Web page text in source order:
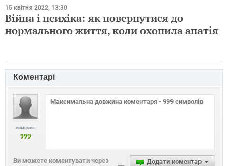
15 квітня 2022, 13:30
Війна і психіка: як повернутися до
нормального життя, коли охопила апатія
Коментарі
символів
999
Додати коментар
Ви можете коментувати через